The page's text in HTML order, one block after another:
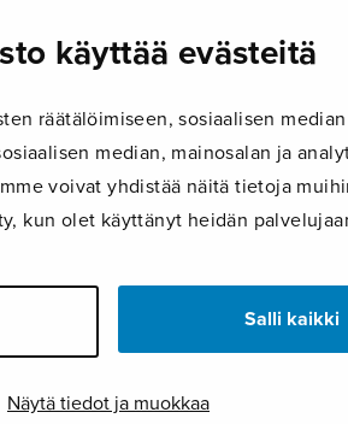
käyttää evästeitä
räätälöimiseen, sosiaalisen
median, mainosalan ja
voivat yhdistää näitä tietoja
kun olet käyttänyt heidän
Salli kaikki
Näytä tiedot ja muokkaa